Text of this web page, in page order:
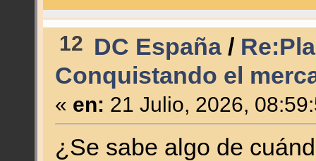
12 DC España/
Conquistando el
« en: 21 Julio, 2026,
¿Se sabe algo de